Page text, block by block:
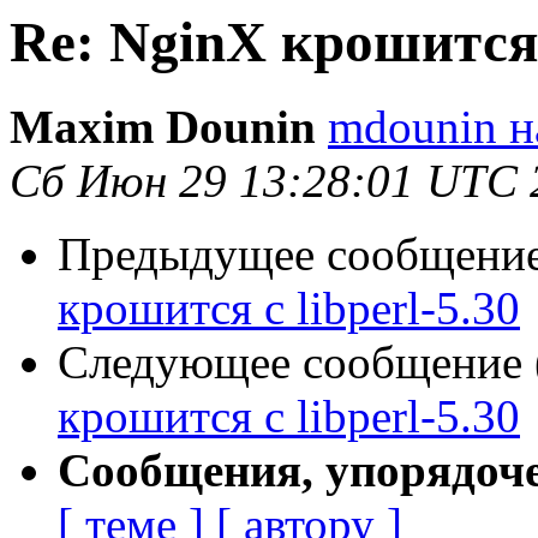
Re: NginX
Maxim Dounin mdounin
Сб Июн 29 13:28:01 UTC
Предыдущее
крошится с libperl-5.30
Следующее сообщение
крошится с libperl-5.30
Сообщения,
[ теме ] [ автору ]